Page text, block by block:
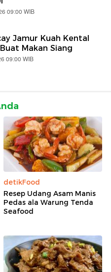
09:00 WIB
Jamur Kuah Kental
Makan Siang
09:00 WIB
detikFood
Resep Udang Asam Manis
Pedas ala Warung Tenda
Seafood